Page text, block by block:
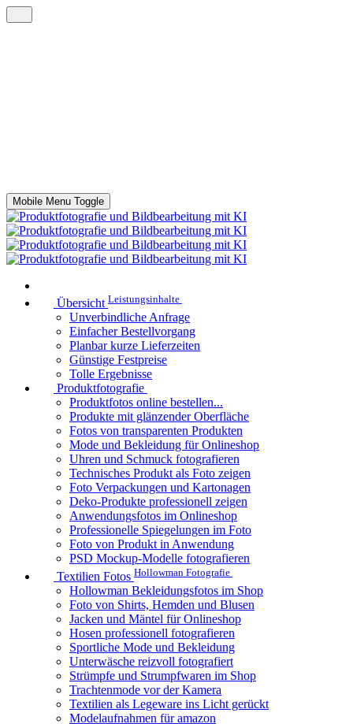
Mobile Menu Toggle
Übersicht Leistungsinhalte
Unverbindliche Anfrage
Einfacher Bestellvorgang
Planbar kurze Lieferzeiten
Günstige Festpreise
Tolle Ergebnisse
Produktfotografie
Produktfotos online bestellen...
Produkte mit glänzender Oberfläche
Fotos von transparenten Produkten
Mode und Bekleidung für Onlineshop
Uhren und Schmuck fotografieren
Technisches Produkt als Foto zeigen
Foto Verpackungen und Kartonagen
Deko-Produkte professionell zeigen
Anwendungsfotos im Onlineshop
Professionelle Spiegelungen im Foto
Foto von Produkt in Anwendung
PSD Mockup-Modelle fotografieren
Textilien Fotos Hollowman Fotografie
Hollowman Bekleidungsfotos im Shop
Foto von Shirts, Hemden und Blusen
Jacken und Mäntel für Onlineshop
Hosen professionell fotografieren
Sportliche Mode und Bekleidung
Unterwäsche reizvoll fotografiert
Strümpfe und Strumpfwaren im Shop
Trachtenmode vor der Kamera
Textilien als Legeware ins Licht gerückt
Modelaufnahmen für amazon